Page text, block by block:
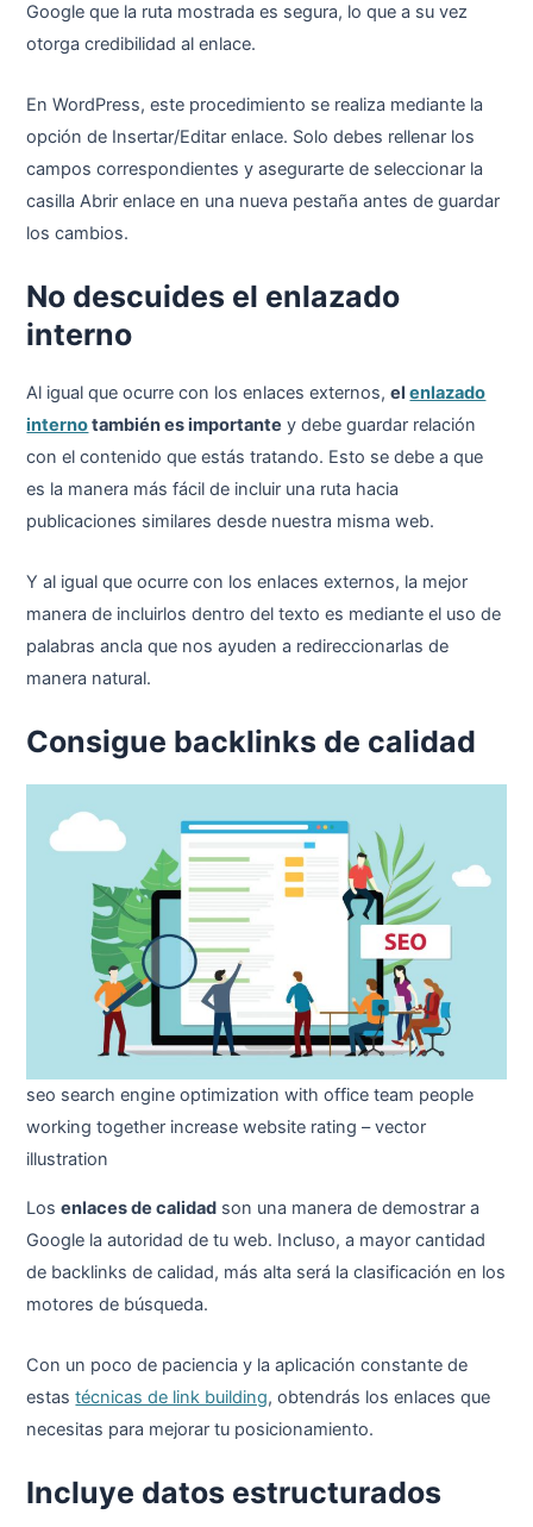
Google que la ruta mostrada es segura, lo que a su vez
otorga credibilidad al enlace.
En WordPress, este procedimiento se realiza mediante la
opción de Insertar/Editar enlace. Solo debes rellenar los
campos correspondientes y asegurarte de seleccionar la
casilla Abrir enlace en una nueva pestaña antes de guardar
los cambios.
No descuides el enlazado
interno
Al igual que ocurre con los enlaces externos,elenlazado
internotambién es importante y debe guardar relación
con el contenido que estás tratando. Esto se debe a que
es la manera más fácil de incluir una ruta hacia
publicaciones similares desde nuestra misma web.
Y al igual que ocurre con los enlaces externos, la mejor
manera de incluirlos dentro del texto es mediante el uso de
palabras ancla que nos ayuden a redireccionarlas de
manera natural.
Consigue backlinks de calidad
seo search engine optimization with office team people
working together increase website rating – vector
illustration
Losenlaces de calidad son una manera de demostrar a
Google la autoridad de tu web. Incluso, a mayor cantidad
de backlinks de calidad, más alta será la clasificación en los
motores de búsqueda.
Con un poco de paciencia y la aplicación constante de
estastécnicas de link building, obtendrás los enlaces que
necesitas para mejorar tu posicionamiento.
Incluye datos estructurados